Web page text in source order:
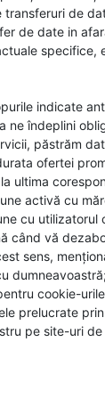
de
de date in
specifice,
indicate
ne îndeplini
păstrăm
ofertei
ultima
activă cu
cu
vă
sens,
cookie-
prelucrate
pe site-uri